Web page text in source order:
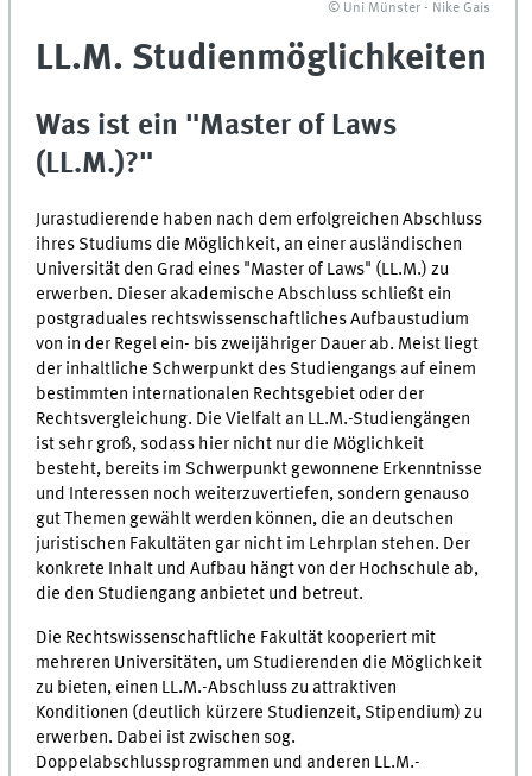
© Uni Münster - Nike Gais
LL.M. Studienmöglichkeiten
Was ist ein "Master of Laws
(LL.M.)?"
Jurastudierende haben nach dem erfolgreichen Abschluss
ihres Studiums die Möglichkeit, an einer ausländischen
Universität den Grad eines "Master of Laws" (LL.M.) zu
erwerben. Dieser akademische Abschluss schließt ein
postgraduales rechtswissenschaftliches Aufbaustudium
von in der Regel ein- bis zweijähriger Dauer ab. Meist liegt
der inhaltliche Schwerpunkt des Studiengangs auf einem
bestimmten internationalen Rechtsgebiet oder der
Rechtsvergleichung. Die Vielfalt an LL.M.-Studiengängen
ist sehr groß, sodass hier nicht nur die Möglichkeit
besteht, bereits im Schwerpunkt gewonnene Erkenntnisse
und Interessen noch weiterzuvertiefen, sondern genauso
gut Themen gewählt werden können, die an deutschen
juristischen Fakultäten gar nicht im Lehrplan stehen. Der
konkrete Inhalt und Aufbau hängt von der Hochschule ab,
die den Studiengang anbietet und betreut.
Die Rechtswissenschaftliche Fakultät kooperiert mit
mehreren Universitäten, um Studierenden die Möglichkeit
zu bieten, einen LL.M.-Abschluss zu attraktiven
Konditionen (deutlich kürzere Studienzeit, Stipendium) zu
erwerben. Dabei ist zwischen sog.
Doppelabschlussprogrammen und anderen LL.M.-